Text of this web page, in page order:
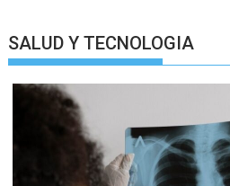
SALUD Y TECNOLOGIA